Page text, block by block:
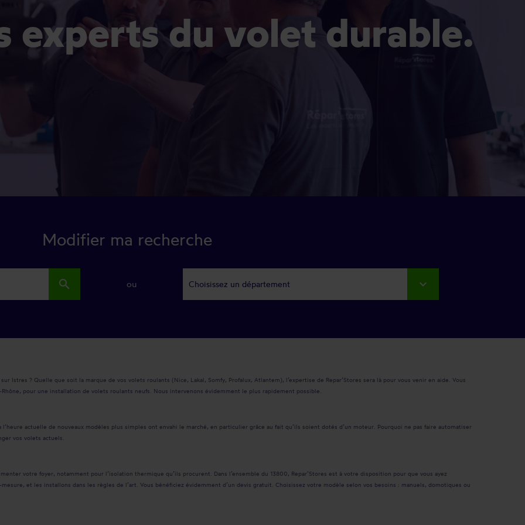
experts du volet durable.
Modifier ma recherche
search ou Choisissez un département
Istres ? Quelle que soit la marque de vos volets roulants (Nice, Lakal, Somfy, Profalux, Atlantem), l’expertise de Repar’Stores sera là pour vous venir en aide. Vous
pour une installation de volets roulants neufs. Nous intervenons évidemment le plus rapidement possible.
actuelle de nouveaux modèles plus simples ont envahi le marché, en particulier grâce au fait qu’ils soient dotés d’un moteur. Pourquoi ne pas faire automatiser
vos volets actuels.
votre foyer, notamment pour l’isolation thermique qu’ils procurent. Dans l’ensemble du 13800, Repar’Stores est à votre disposition pour que vous ayez
et les installons dans les règles de l’art. Vous bénéficiez évidemment d’un devis gratuit. Choisissez votre modèle selon vos besoins : manuels, domotiques ou